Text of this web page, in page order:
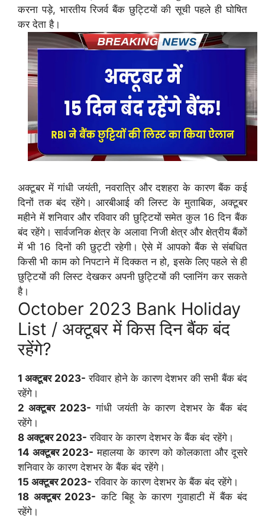
करना पड़े, भारतीय रिजर्व बैंक छुट्टियों की सूची पहले ही घोषित
कर देता है।
अक्टूबर में गांधी जयंती, नवरात्रि और दशहरा के कारण बैंक कई
दिनों तक बंद रहेंगे। आरबीआई की लिस्ट के मुताबिक, अक्टूबर
महीने में शनिवार और रविवार की छुट्टियों समेत कुल 16 दिन बैंक
बंद रहेंगे। सार्वजनिक क्षेत्र के अलावा निजी क्षेत्र और क्षेत्रीय बैंकों
में भी 16 दिनों की छुट्टी रहेगी। ऐसे में आपको बैंक से संबधित
किसी भी काम को निपटाने में दिक्कत न हो, इसके लिए पहले से ही
छुट्टियों की लिस्ट देखकर अपनी छुट्टियों की प्लानिंग कर सकते
है।
October 2023 Bank Holiday
List / अक्टूबर में किस दिन बैंक बंद
रहेंगे?
1 अक्टूबर 2023- रविवार होने के कारण देशभर की सभी बैंक बंद
रहेंगे।
2 अक्टूबर 2023- गांधी जयंती के कारण देशभर के बैंक बंद
रहेंगे।
8 अक्टूबर 2023- रविवार के कारण देशभर के बैंक बंद रहेंगे।
14 अक्टूबर 2023- महालया के कारण को कोलकाता और दूसरे
शनिवार के कारण देशभर के बैंक बंद रहेंगे।
15 अक्टूबर 2023- रविवार के कारण देशभर के बैंक बंद रहेंगे।
18 अक्टूबर 2023- कटि बिहू के कारण गुवाहाटी में बैंक बंद
रहेंगे।